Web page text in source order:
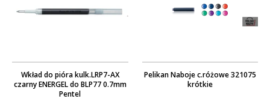
Wkład do pióra kulk.LRP7-AX
czarny ENERGEL do BLP77 0.7mm
Pentel
Pelikan Naboje c.różowe 321075
krótkie